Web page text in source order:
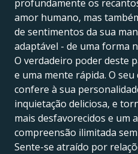
profundamente os
amor humano, mas
de sentimentos da sua
adaptável - de uma forma
O verdadeiro poder deste
e uma mente rápida. O seu
confere à sua
inquietação deliciosa, e
mais desfavorecidos e um
compreensão ilimitada
Sente-se atraído por